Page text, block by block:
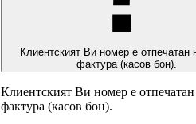
Клиентският Ви номер е отпечатан
фактура (касов бон).
Клиентският Ви номер е отпечатан
фактура (касов бон).